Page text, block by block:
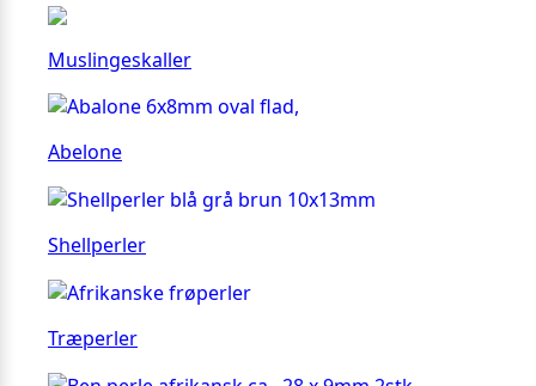
Muslingeskaller
Abelone
Shellperler
Træperler